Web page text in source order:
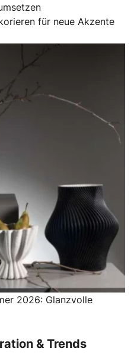
für neue Akzente
2026: Glanzvolle
& Trends